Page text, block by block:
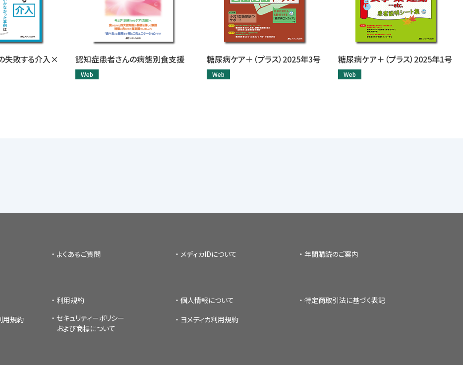
失敗する介入×
認知症患者さんの病態別食支援
Web
糖尿病ケア＋（プラス）2025年3号
Web
糖尿病ケア＋（プラス）2025年1号
Web
よくあるご質問 メディカIDについて
年間購読のご案内
利用規約 個人情報について
特定商取引法に基づく表記
用規約
セキュリティーポリシー
および商標について
ヨメディカ利用規約